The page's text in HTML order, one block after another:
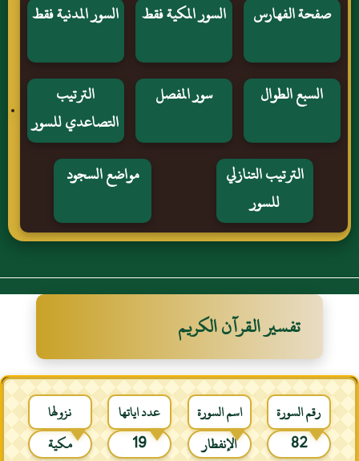
صفحة الفهارس السور المكية فقط السور المدنية فقط
السبع الطوال سور المفصل
الترتيب
التصاعدي للسور
الترتيب التنازلي
للسور
مواضع السجود
تفسير القرآن الكريم
رقم السورة
82
اسم السورة
الإنفطار
عدد اياتها
19
نزولها
مكية